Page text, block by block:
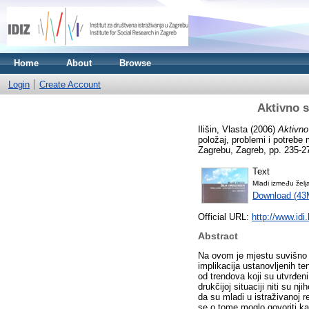
Home About Browse
Login Create Account
Aktivno
Ilišin, Vlasta (2006)
položaj, problemi i potrebe
Zagrebu, Zagreb, pp. 235-
Text
Mladi između
Download
Official URL: http://
Abstract
Na ovom je mjestu suvišno ponavljati sve dobivene rezultate, pa ćemo se koncentrirati na njihovu kratku rekapitulaciju i isticanje implikacija ustanovljenih tendencija. Rezultati ovog istraživanja aktivnog sudjelovanja mladih u društvu uglavnom ne odstupaju bitno od trendova koji su utvrđeni u istraživanjima mladih u cijeloj Hrvatskoj, što znači da mladi u Zagrebačkoj županiji nisu u bitno drukčijoj situaciji niti su njihovi stavovi znatno različiti u odnosu na njihove vršnjake u ostalim dijelovima Hrvatske. Postoje indicije da su mladi u istraživanoj regiji ipak nešto manje zainteresirani za politički život i generacijsko povezivanje, ali ne u tolikoj mjeri da bi se o tome moglo govoriti kao o posebno zabrinjavajućem trendu. Točnije, taj trend jest zabrinjavajući, ali to se tiče mladih u cijeloj Hrvatskoj, a ne samo u Zagrebačkoj županiji. Među problemima svoje generacije, mladi u Županiji najviše ističu nezaposlenost i nizak životni standard te nedostatak životne perspektive, a zatim pojave alkoholizma i narkomanije. S druge strane, najmanje ih tišti odlazak mladih stručnjaka u inozemstvo i nedovoljno sudjelovanje mladih u društvenim i političkim poslovima. Kao potencijalno najdjelotvornije mjere za rješavanje njihovih problema ističu osiguranje jednakosti šansi u obrazovanju i zapošljavanju, uvođenje strogih kazni za raspačavanje droga, osiguranje sudjelovanja mladih u procesu odlučivanja i prilagodbu sekundarnog i tercijarnog obrazovanja novim životnim potrebama, a najmanje podupiru restriktivne mjere u formi nadziranja sastajališta mladih. Najodgovornijim akterima u rješavanju njihovih postojećih problema ispitanici smatraju roditelje, same mlade, Vladu i obrazovni sustav, a odgovornosti uglavnom oslobađaju vjerske ustanove i nevladine udruge. Participacija mladih općenito je na niskoj razini, jer ih dvije trećine nije uključeno niti u jednu udrugu ili skupinu. Najviše mladih sklono je sportskim i kulturno-umjetničkim aktivnostima, a njihova participacija u ostalim nevladinim udrugama tek je simbolična. Pri tome se mladi